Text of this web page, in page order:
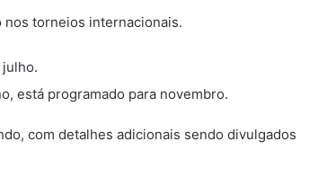
nos torneios internacionais.
está programado para novembro.
com detalhes adicionais sendo divulgados